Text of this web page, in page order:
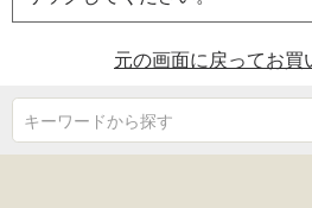
元の画面に戻ってお買
キーワードから探す